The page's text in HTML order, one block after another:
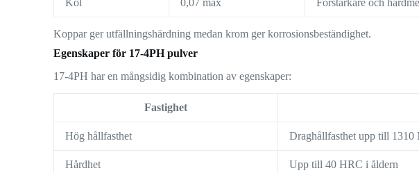
Koppar ger utfällningshärdning medan krom ger korrosionsbeständighet.
Egenskaper för 17-4PH pulver
17-4PH har en mångsidig kombination av egenskaper:
Fastighet
Hög hållfasthet Draghållfasthet upp till 1310
Hårdhet Upp till 40 HRC i åldern